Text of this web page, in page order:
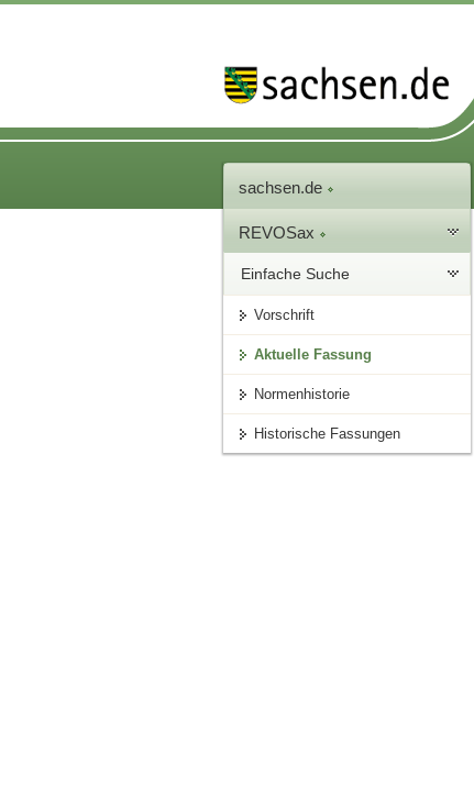
sachsen.de
REVOSax
Einfache Suche
Vorschrift
Aktuelle Fassung
Normenhistorie
Historische Fassungen